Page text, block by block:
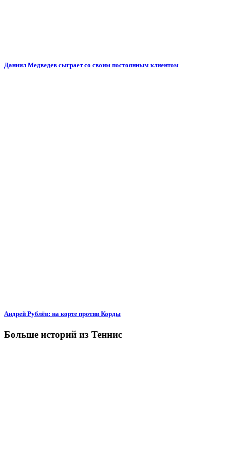
Даниил Медведев сыграет со своим постоянным клиентом
Андрей Рублёв: на корте против Корды
Больше историй из Теннис